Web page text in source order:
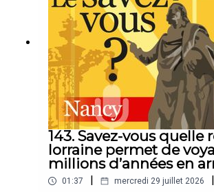
143. Savez-vous quelle
lorraine permet de
millions d’années en
01:37 | mercredi 29 juillet 2026 |